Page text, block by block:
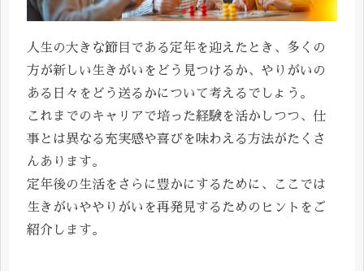
人生の大きな節目である定年を迎えたとき、多くの
方が新しい生きがいをどう見つけるか、やりがいの
ある日々をどう送るかについて考えるでしょう。
これまでのキャリアで培った経験を活かしつつ、仕
事とは異なる充実感や喜びを味わえる方法がたくさ
んあります。
定年後の生活をさらに豊かにするために、ここでは
生きがいややりがいを再発見するためのヒントをご
紹介します。